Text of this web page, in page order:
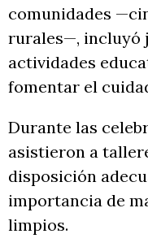
comunidades
rurales—, incluyó
actividades
fomentar el
Durante las
asistieron a
disposición
importancia de
limpios.